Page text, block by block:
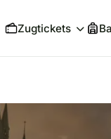
Zugtickets